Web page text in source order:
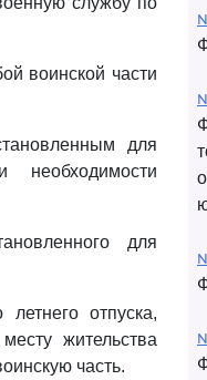
воинской части
для
для
отпуска,
жительства
часть.